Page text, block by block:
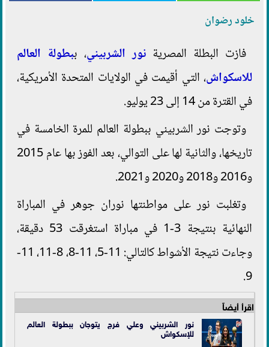
خلود رضوان
فازت البطلة المصرية نور الشربيني، ببطولة العالم
للاسكواش، التي أقيمت في الولايات المتحدة الأمريكية،
في القترة من 14 إلى 23 يوليو.
وتوجت نور الشربيني ببطولة العالم للمرة الخامسة في
تاريخها، والثانية لها على التوالي، بعد الفوز بها عام 2015
و2016 و2018 و2020 و2021.
وتغلبت نور على مواطنتها نوران جوهر في المباراة
النهائية بنتيجة 3-1 في مباراة استغرقت 53 دقيقة،
وجاءت نتيجة الأشواط كالتالي: 11-5، 11-8، 8-11، 11-
9.
اقرأ أيضاً
نور الشربيني وعلي فرج يتوجان ببطولة العالم
للإسكواش